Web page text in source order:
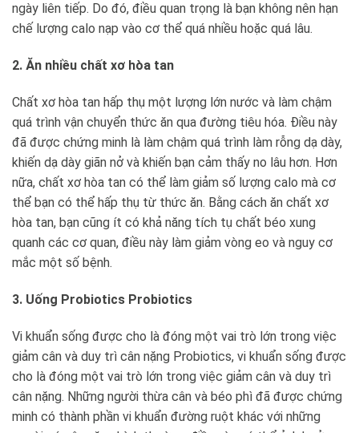
ngày liên tiếp. Do đó, điều quan trọng là bạn không nên hạn
chế lượng calo nạp vào cơ thể quá nhiều hoặc quá lâu.
2. Ăn nhiều chất xơ hòa tan
Chất xơ hòa tan hấp thụ một lượng lớn nước và làm chậm
quá trình vận chuyển thức ăn qua đường tiêu hóa. Điều này
đã được chứng minh là làm chậm quá trình làm rỗng dạ dày,
khiến dạ dày giãn nở và khiến bạn cảm thấy no lâu hơn. Hơn
nữa, chất xơ hòa tan có thể làm giảm số lượng calo mà cơ
thể bạn có thể hấp thụ từ thức ăn. Bằng cách ăn chất xơ
hòa tan, bạn cũng ít có khả năng tích tụ chất béo xung
quanh các cơ quan, điều này làm giảm vòng eo và nguy cơ
mắc một số bệnh.
3. Uống Probiotics Probiotics
Vi khuẩn sống được cho là đóng một vai trò lớn trong việc
giảm cân và duy trì cân nặng Probiotics, vi khuẩn sống được
cho là đóng một vai trò lớn trong việc giảm cân và duy trì
cân nặng. Những người thừa cân và béo phì đã được chứng
minh có thành phần vi khuẩn đường ruột khác với những